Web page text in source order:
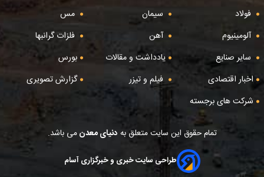
فولاد
سیمان
مس
آلومینیوم
آهن
فلزات گرانبها
سایر صنایع
یادداشت و مقالات
بورس
اخبار اقتصادی
فیلم و تیزر
گزارش تصویری
شرکت های برجسته
تمام حقوق این سایت متعلق به دنیای معدنمی باشد.
طراحی سایت خبری و خبرگزاری آسام